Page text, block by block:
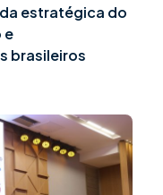
estratégica do
e
brasileiros